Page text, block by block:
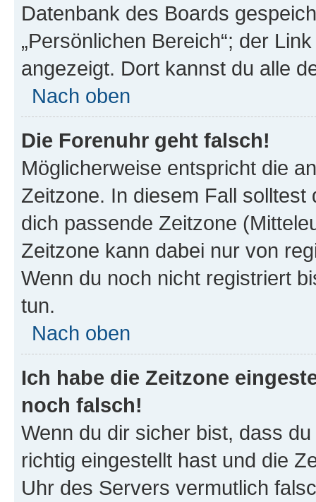
Datenbank des Boards
„Persönlichen Bereich“; der
angezeigt. Dort kannst du alle
Nach oben
Die Forenuhr geht falsch!
Möglicherweise entspricht die
Zeitzone. In diesem Fall solltest
dich passende Zeitzone
Zeitzone kann dabei nur von
Wenn du noch nicht registriert
tun.
Nach oben
Ich habe die Zeitzone
noch falsch!
Wenn du dir sicher bist, dass
richtig eingestellt hast und die
Uhr des Servers vermutlich